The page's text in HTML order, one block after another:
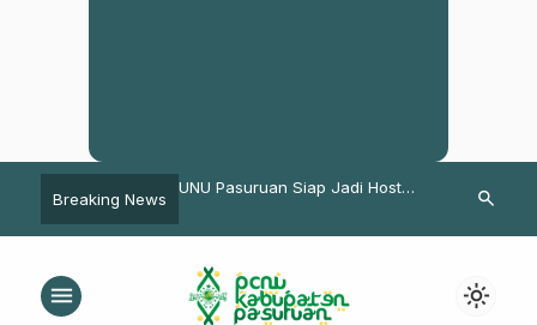
Breaking News
UNU Pasuruan Siap Jadi Host
Penutupan
Pentignya
search
menu light_mode